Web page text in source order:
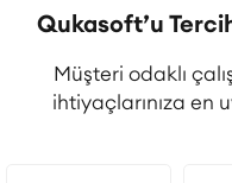
Qukasoft’u
Müşteri odaklı
ihtiyaçlarınıza en